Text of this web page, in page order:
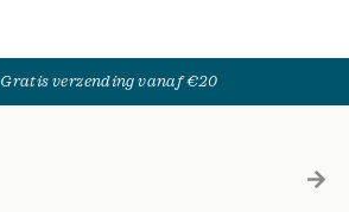
Gratis verzending vanaf €20